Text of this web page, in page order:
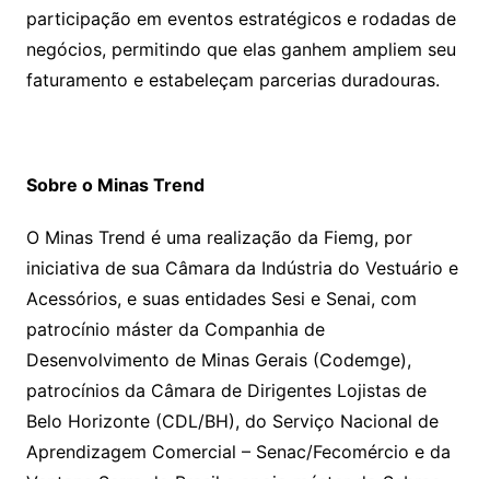
participação em eventos estratégicos e rodadas de
negócios, permitindo que elas ganhem ampliem seu
faturamento e estabeleçam parcerias duradouras.
Sobre o Minas Trend
O Minas Trend é uma realização da Fiemg, por
iniciativa de sua Câmara da Indústria do Vestuário e
Acessórios, e suas entidades Sesi e Senai, com
patrocínio máster da Companhia de
Desenvolvimento de Minas Gerais (Codemge),
patrocínios da Câmara de Dirigentes Lojistas de
Belo Horizonte (CDL/BH), do Serviço Nacional de
Aprendizagem Comercial – Senac/Fecomércio e da